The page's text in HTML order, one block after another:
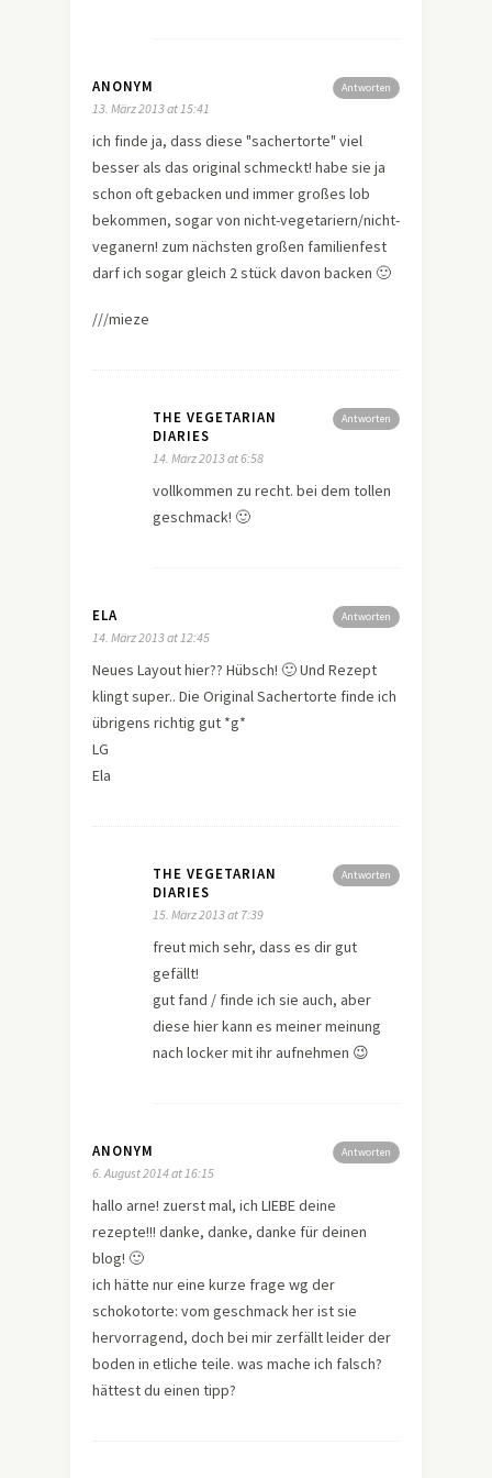
Antworten
ANONYM
13. März 2013 at 15:41
ich finde ja, dass diese "sachertorte" viel
besser als das original schmeckt! habe sie ja
schon oft gebacken und immer großes lob
bekommen, sogar von nicht-vegetariern/nicht-
veganern! zum nächsten großen familienfest
darf ich sogar gleich 2 stück davon backen 🙂
///mieze
Antworten
THE VEGETARIAN
DIARIES
14. März 2013 at 6:58
vollkommen zu recht. bei dem tollen
geschmack! 🙂
Antworten
ELA
14. März 2013 at 12:45
Neues Layout hier?? Hübsch! 🙂 Und Rezept
klingt super.. Die Original Sachertorte finde ich
übrigens richtig gut *g*
LG
Ela
Antworten
THE VEGETARIAN
DIARIES
15. März 2013 at 7:39
freut mich sehr, dass es dir gut
gefällt!
gut fand / finde ich sie auch, aber
diese hier kann es meiner meinung
nach locker mit ihr aufnehmen 😉
Antworten
ANONYM
6. August 2014 at 16:15
hallo arne! zuerst mal, ich LIEBE deine
rezepte!!! danke, danke, danke für deinen
blog! 🙂
ich hätte nur eine kurze frage wg der
schokotorte: vom geschmack her ist sie
hervorragend, doch bei mir zerfällt leider der
boden in etliche teile. was mache ich falsch?
hättest du einen tipp?